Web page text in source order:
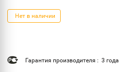
Нет в наличии
Гарантия производителя : 3 года